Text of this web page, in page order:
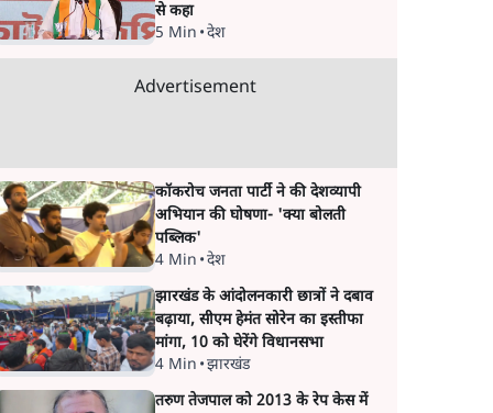
से कहा
5 Min •देश
Advertisement
कॉकरोच जनता पार्टी ने की देशव्यापी
अभियान की घोषणा- 'क्या बोलती
पब्लिक'
4 Min •देश
झारखंड के आंदोलनकारी छात्रों ने दबाव
बढ़ाया, सीएम हेमंत सोरेन का इस्तीफा
मांगा, 10 को घेरेंगे विधानसभा
4 Min •झारखंड
तरुण तेजपाल को 2013 के रेप केस में